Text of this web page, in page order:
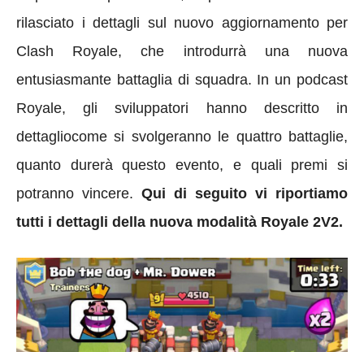
rilasciato i dettagli sul nuovo aggiornamento per
Clash Royale, che introdurrà una nuova
entusiasmante battaglia di squadra. In un podcast
Royale, gli sviluppatori hanno descritto in
dettagliocome si svolgeranno le quattro battaglie,
quanto durerà questo evento, e quali premi si
potranno vincere. Qui di seguito vi riportiamo
tutti i dettagli della nuova modalità Royale 2V2.